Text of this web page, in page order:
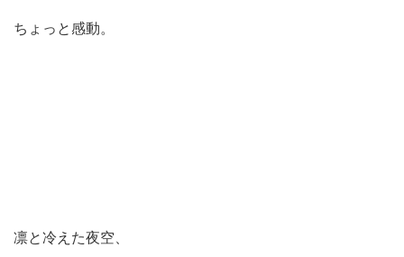
ちょっと感動。
凛と冷えた夜空、